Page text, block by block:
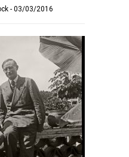
03/03/2016